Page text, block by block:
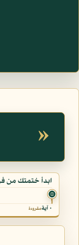
»
ابدأ ختمتك من
۞
٠ آية مقروءة